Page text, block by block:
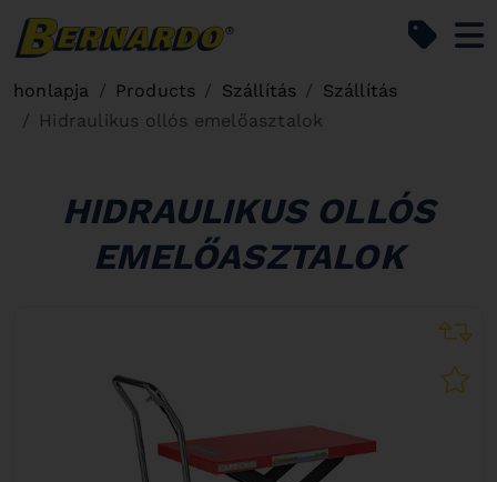
honlapja Products Szállítás
Szállítás
Hidraulikus ollós emelőasztalok
HIDRAULIKUS OLLÓS
EMELŐASZTALOK